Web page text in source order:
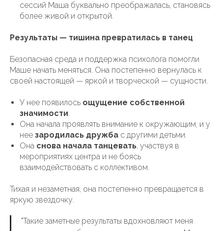
сессий Маша буквально преображалась, становясь
более живой и открытой.
Результаты — тишина превратилась в танец
Безопасная среда и поддержка психолога помогли
Маше начать меняться. Она постепенно вернулась к
своей настоящей — яркой и творческой — сущности.
У нее появилось ощущение собственной
значимости.
Она начала проявлять внимание к окружающим, и у
нее зародилась дружба с другими детьми.
Она снова начала танцевать, участвуя в
мероприятиях центра и не боясь
взаимодействовать с коллективом.
Тихая и незаметная, она постепенно превращается в
яркую звездочку.
"Такие заметные результаты вдохновляют меня